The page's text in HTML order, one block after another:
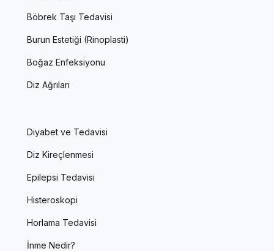
Böbrek Taşı Tedavisi
Burun Estetiği (Rinoplasti)
Boğaz Enfeksiyonu
Diz Ağrıları
Diyabet ve Tedavisi
Diz Kireçlenmesi
Epilepsi Tedavisi
Histeroskopi
Horlama Tedavisi
İnme Nedir?